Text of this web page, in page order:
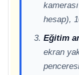
hesap),
Eğitim
ekran